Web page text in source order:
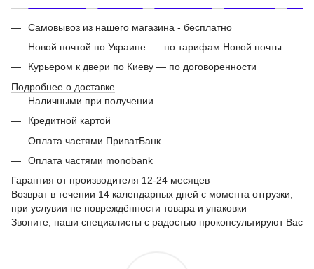
Самовывоз из нашего магазина - бесплатно
Новой почтой по Украине — по тарифам Новой почты
Курьером к двери по Киеву — по договоренности
Подробнее о доставке
Наличными при получении
Кредитной картой
Оплата частями ПриватБанк
Оплата частями monobank
Гарантия от производителя 12-24 месяцев
Возврат в течении 14 календарных дней с момента отгрузки,
при услувии не повреждённости товара и упаковки
Звоните, наши специалисты с радостью проконсультируют Вас